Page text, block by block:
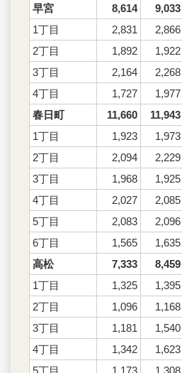
早宮 8,614 9,033
1丁目
2,831 2,866
2丁目
1,892 1,922
3丁目
2,164 2,268
4丁目
1,727 1,977
春日町
11,660 11,943
1丁目
1,923 1,973
2丁目
2,094 2,229
3丁目
1,968 1,925
4丁目
2,027 2,085
5丁目
2,083 2,096
6丁目
1,565 1,635
高松
7,333 8,459
1丁目
1,325 1,395
2丁目
1,096 1,168
3丁目
1,181 1,540
4丁目
1,342 1,623
5丁目
1,173 1,308